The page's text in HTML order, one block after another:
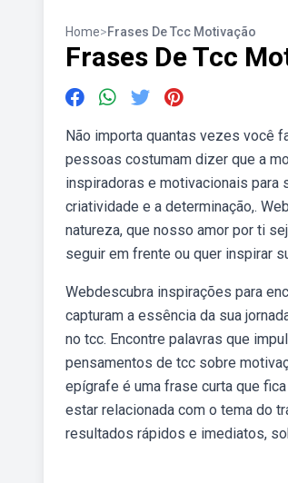
Home>Frases De Tcc Motivação
Frases De Tcc
Não importa quantas vezes você
pessoas costumam dizer que a
inspiradoras e motivacionais para
criatividade e a determinação,.
natureza, que nosso amor por ti
seguir em frente ou quer inspirar
Webdescubra inspirações para
capturam a essência da sua
no tcc. Encontre palavras que
pensamentos de tcc sobre
epígrafe é uma frase curta que
estar relacionada com o tema do
resultados rápidos e imediatos,